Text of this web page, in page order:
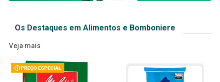
Os Destaques em Alimentos e Bomboniere
Veja mais